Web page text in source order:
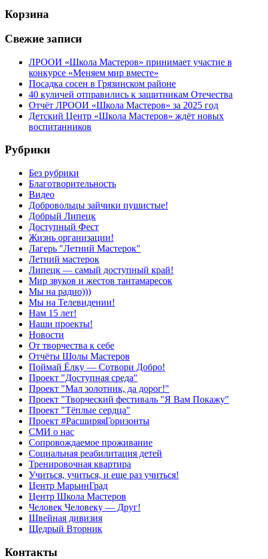
Корзина
Свежие записи
ЛРООИ «Школа Мастеров» принимает участие в
конкурсе «Меняем мир вместе»
Посадка сосен в Грязинском районе
40 куличей отправились к защитникам Отечества
Отчёт ЛРООИ «Школа Мастеров» за 2025 год
Детский Центр «Школа Мастеров» ждёт новых
воспитанников
Рубрики
Без рубрики
Благотворительность
Видео
Добровольцы зайчики пушистые!
Добрый Липецк
Доступный Фест
Жизнь организации!
Лагерь "Летний Мастерок"
Летний мастерок
Липецк — самый доступный край!
Мир звуков и жестов тантамаресок
Мы на радио)))
Мы на Телевидении!
Нам 15 лет!
Наши проекты!
Новости
От творчества к себе
Отчёты Шолы Мастеров
Поймай Ёлку — Сотвори Добро!
Проект "Доступная среда"
Проект "Мал золотник, да дорог!"
Проект "Творческий фестиваль "Я Вам Покажу"
Проект "Тёплые сердца"
Проект #РасширяяГоризонты
СМИ о нас
Сопровождаемое проживание
Социальная реабилитация детей
Тренировочная квартира
Учиться, учиться, и еще раз учиться!
Центр МарьинГрад
Центр Школа Мастеров
Человек Человеку — Друг!
Швейная дивизия
Щедрый Вторник
Контакты